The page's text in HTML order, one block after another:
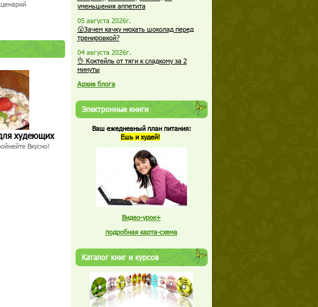
худеющих
Вкусно!
уменьшения аппетита
05 августа 2026г.
😮Зачем качку нюхать шоколад перед
тренировкой?
04 августа 2026г.
👌 Коктейль от тяги к сладкому за 2
минуты
Архив блога
Электронные книги
Ваш ежедневный план питания:
Ешь и худей!
Видео-урок+
подробная карта-схема
Каталог книг и курсов